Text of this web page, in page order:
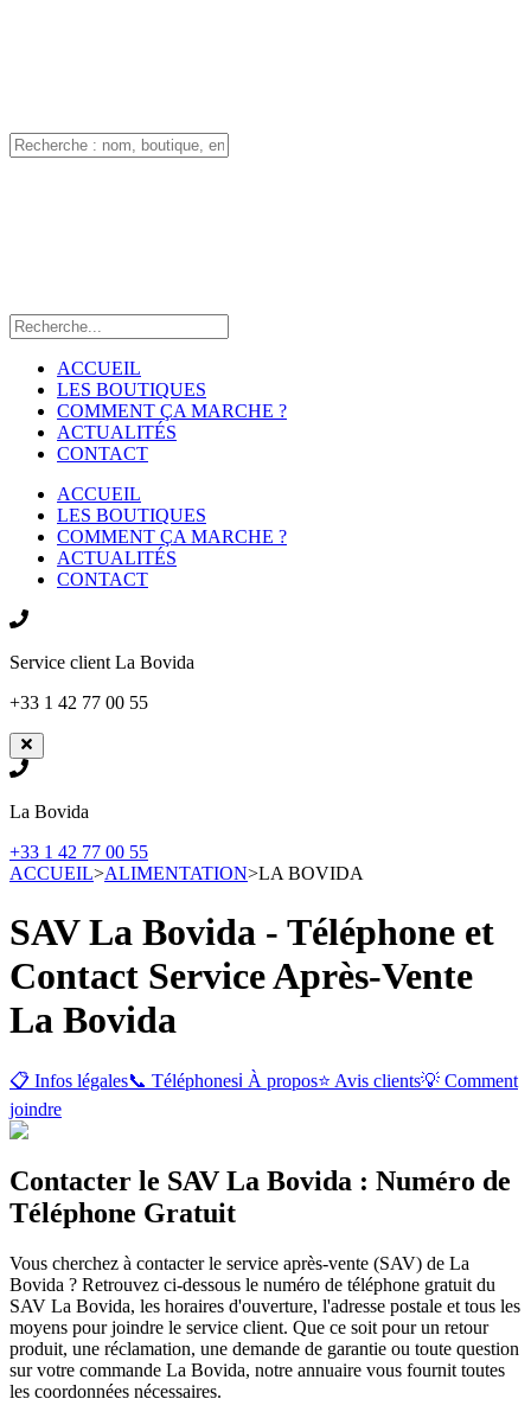
ACCUEIL
LES BOUTIQUES
COMMENT ÇA MARCHE ?
ACTUALITÉS
CONTACT
ACCUEIL
LES BOUTIQUES
COMMENT ÇA MARCHE ?
ACTUALITÉS
CONTACT
Service client La Bovida
+33 1 42 77 00 55
La Bovida
+33 1 42 77 00 55
ACCUEIL>ALIMENTATION>LA BOVIDA
SAV La Bovida - Téléphone et
Contact Service Après-Vente
La Bovida
📋 Infos légales📞 Téléphonesℹ️ À propos⭐ Avis clients💡 Comment
joindre
Contacter le SAV La Bovida : Numéro de
Téléphone Gratuit
Vous cherchez à contacter le service après-vente (SAV) de La
Bovida ? Retrouvez ci-dessous le numéro de téléphone gratuit du
SAV La Bovida, les horaires d'ouverture, l'adresse postale et tous les
moyens pour joindre le service client. Que ce soit pour un retour
produit, une réclamation, une demande de garantie ou toute question
sur votre commande La Bovida, notre annuaire vous fournit toutes
les coordonnées nécessaires.